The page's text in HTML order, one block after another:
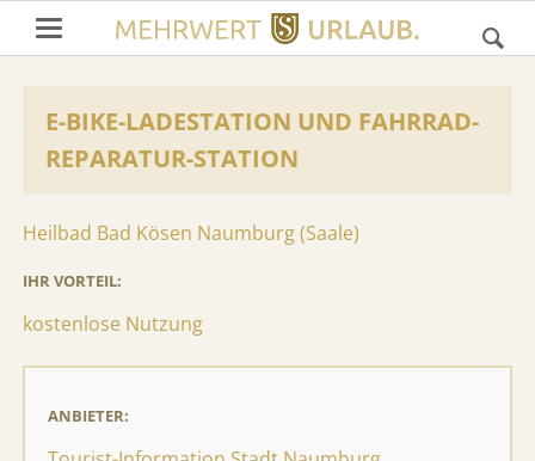
E-BIKE-LADESTATION UND FAHRRAD-
REPARATUR-STATION
Heilbad Bad Kösen Naumburg (Saale)
IHR VORTEIL:
kostenlose Nutzung
ANBIETER: